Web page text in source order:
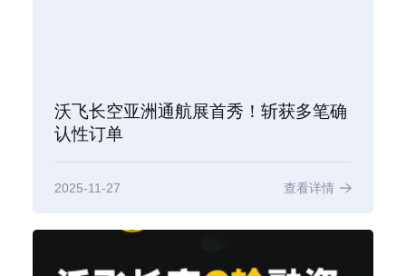
沃飞长空亚洲通航展首秀！斩获多笔确
认性订单
2025-11-27 查看详情